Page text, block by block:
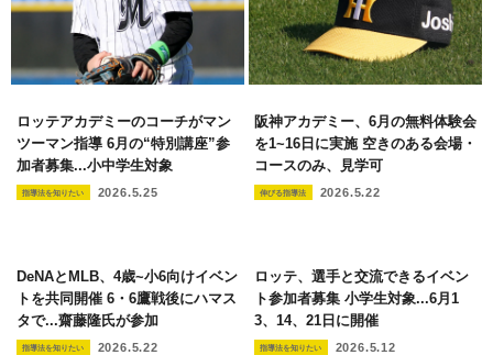
ロッテアカデミーのコーチがマン
ツーマン指導 6月の“特別講座”参
加者募集...小中学生対象
指導法を知りたい 2026.5.25
阪神アカデミー、6月の無料体験会
を1~16日に実施 空きのある会場・
コースのみ、見学可
伸びる指導法 2026.5.22
DeNAとMLB、4歳~小6向けイベン
トを共同開催 6・6鷹戦後にハマス
タで...齋藤隆氏が参加
指導法を知りたい 2026.5.22
ロッテ、選手と交流できるイベン
ト参加者募集 小学生対象...6月1
3、14、21日に開催
指導法を知りたい 2026.5.12